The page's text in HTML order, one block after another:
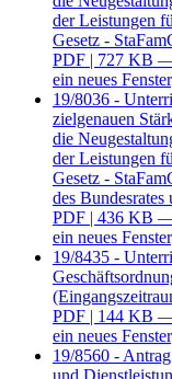
der Leistungen
Gesetz -
PDF | 727 KB —
ein neues
19/8036 -
zielgenauen
die
der Leistungen
Gesetz -
des
PDF | 436 KB —
ein neues
19/8435 -
PDF | 144 KB —
ein neues
19/8560 -
und